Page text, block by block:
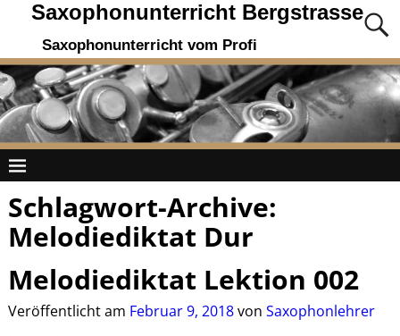
Saxophonunterricht Bergstrasse
Saxophonunterricht vom Profi
Schlagwort-Archive:
Melodiediktat Dur
Melodiediktat Lektion 002
Veröffentlicht am Februar 9, 2018von Saxophonlehrer